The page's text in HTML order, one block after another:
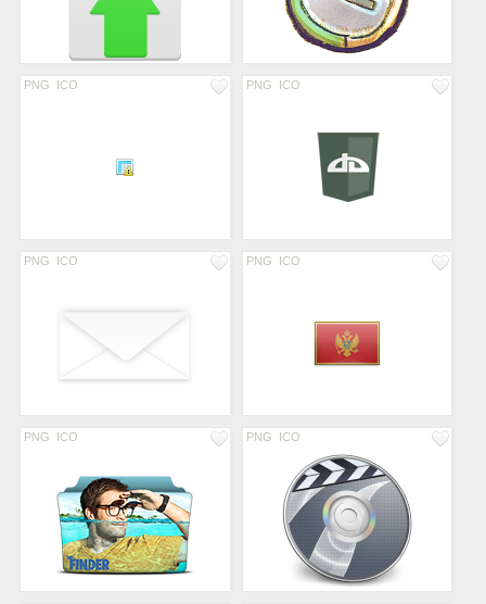
PNG ICO PNG ICO
PNG ICO PNG ICO
PNG ICO PNG ICO